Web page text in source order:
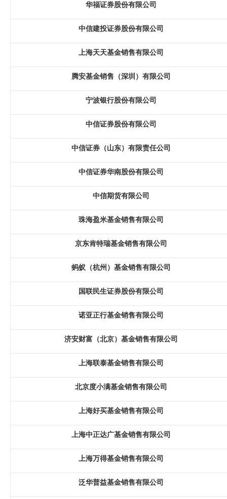
华福证券股份有限公司
中信建投证券股份有限公司
上海天天基金销售有限公司
腾安基金销售（深圳）有限公司
宁波银行股份有限公司
中信证券股份有限公司
中信证券（山东）有限责任公司
中信证券华南股份有限公司
中信期货有限公司
珠海盈米基金销售有限公司
京东肯特瑞基金销售有限公司
蚂蚁（杭州）基金销售有限公司
国联民生证券股份有限公司
诺亚正行基金销售有限公司
济安财富（北京）基金销售有限公司
上海联泰基金销售有限公司
北京度小满基金销售有限公司
上海好买基金销售有限公司
上海中正达广基金销售有限公司
上海万得基金销售有限公司
泛华普益基金销售有限公司